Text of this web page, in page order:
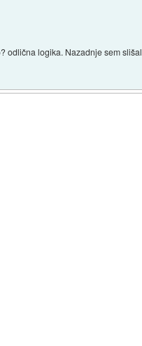
odlična logika. Nazadnje sem slišal